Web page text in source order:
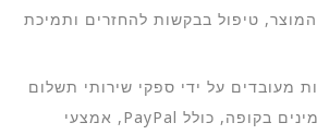
המוצר, טיפול בבקשות להחזרים ותמיכת
מעובדים על ידי ספקי שירותי תשלום
צד שלישי מורשים הזמינים בקופה, כולל PayPal, אמצעי